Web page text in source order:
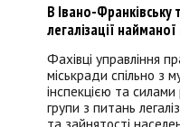
В Івано-Франківську
легалізації найманої
Фахівці управління
міськради спільно з
інспекцією та
групи з питань